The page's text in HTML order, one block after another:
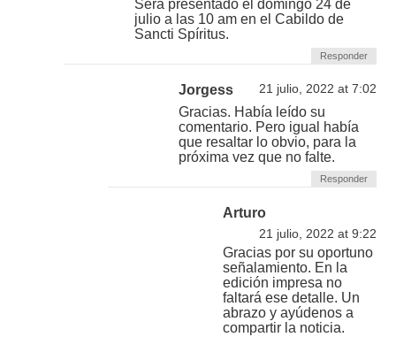
Será presentado el domingo 24 de
julio a las 10 am en el Cabildo de
Sancti Spíritus.
Responder
Jorgess 21 julio, 2022 at 7:02
Gracias. Había leído su
comentario. Pero igual había
que resaltar lo obvio, para la
próxima vez que no falte.
Responder
Arturo
21 julio, 2022 at 9:22
Gracias por su oportuno
señalamiento. En la
edición impresa no
faltará ese detalle. Un
abrazo y ayúdenos a
compartir la noticia.